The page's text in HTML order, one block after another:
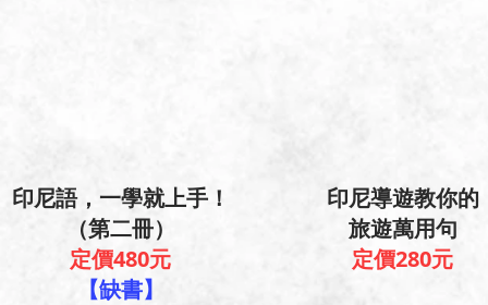
印尼語，一學就上手！
（第二冊）
定價480元
​【缺書】
印尼導遊教你的
旅遊萬用句
定價280元